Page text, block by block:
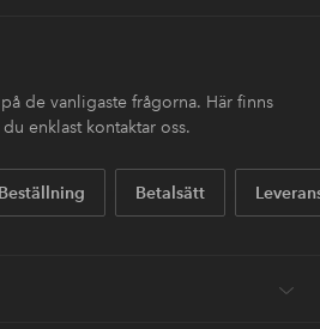
de vanligaste frågorna. Här finns
enklast kontaktar oss.
Beställning Betalsätt